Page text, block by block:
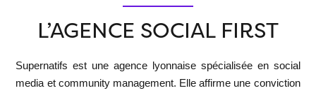
L’AGENCE SOCIAL FIRST
Supernatifs est une agence lyonnaise spécialisée en social
media et community management. Elle affirme une conviction